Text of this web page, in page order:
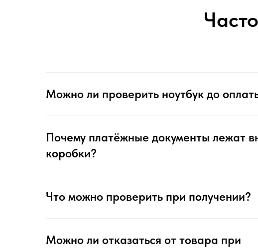
Можно ли проверить ноутбук до
Почему платёжные документы лежат
коробки?
Что можно проверить при получении?
Можно ли отказаться от товара при